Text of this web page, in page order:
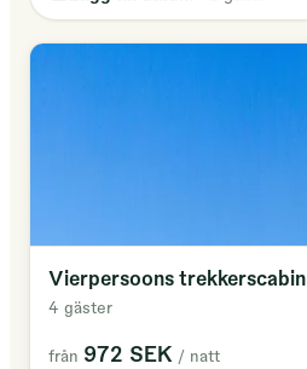
Vierpersoons trekkerscabin
4 gäster
från 972 SEK / natt